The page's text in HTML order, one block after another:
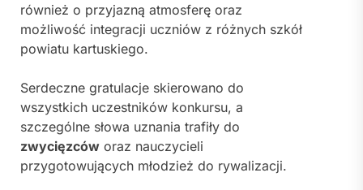
również o przyjazną atmosferę oraz
możliwość integracji uczniów z różnych szkół
powiatu kartuskiego.
Serdeczne gratulacje skierowano do
wszystkich uczestników konkursu, a
szczególne słowa uznania trafiły do
zwycięzców oraz nauczycieli
przygotowujących młodzież do rywalizacji.